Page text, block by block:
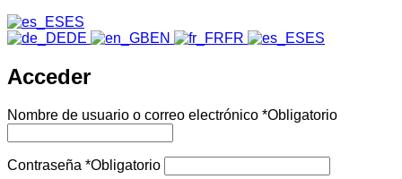
ES
DE
EN FR ES
Acceder
Nombre de usuario o correo electrónico *Obligatorio
Contraseña *Obligatorio